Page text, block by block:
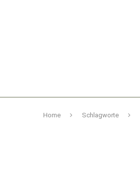
Home Schlagworte